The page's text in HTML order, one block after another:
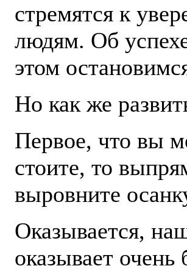
стремятся к
людям. Об
этом
Но как же
Первое, что вы
стоите, то
выровните
Оказывается,
оказывает